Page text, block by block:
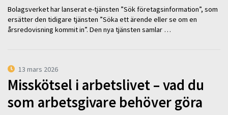
Bolagsverket har lanserat e-tjänsten ”Sök företagsinformation”, som
ersätter den tidigare tjänsten ”Söka ett ärende eller se om en
årsredovisning kommit in”. Den nya tjänsten samlar …
13 mars 2026
Misskötsel i arbetslivet – vad du
som arbetsgivare behöver göra